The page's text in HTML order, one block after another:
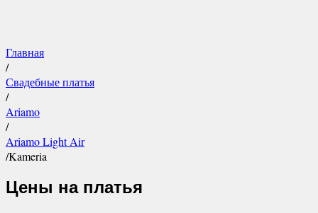
Главная
/
Свадебные платья
/
Ariamo
/
Ariamo Light Air
/Kameria
Цены на платья